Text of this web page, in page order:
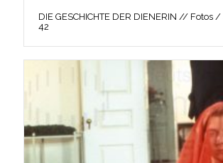
DIE GESCHICHTE DER DIENERIN // Fotos
42